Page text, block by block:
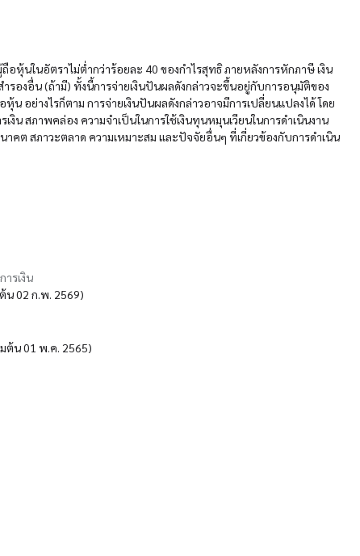
หุ้นในอัตราไม่ต่ำกว่าร้อยละ 40 ของกำไรสุทธิ ภายหลังการหักภาษี เงิน
รองอื่น (ถ้ามี) ทั้งนี้การจ่ายเงินปันผลดังกล่าวจะขึ้นอยู่กับการอนุมัติของ
อย่างไรก็ตาม การจ่ายเงินปันผลดังกล่าวอาจมีการเปลี่ยนแปลงได้ โดย
งิน สภาพคล่อง ความจำเป็นในการใช้เงินทุนหมุนเวียนในการดำเนินงาน
คต สภาวะตลาด ความเหมาะสม และปัจจัยอื่นๆ ที่เกี่ยวข้องกับการดำเนิน
รเงิน
น 02 ก.พ. 2569)
ต้น 01 พ.ค. 2565)